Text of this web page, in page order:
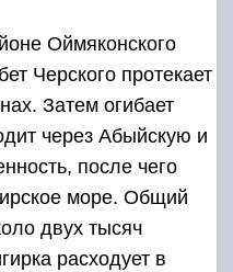
Оймяконского
Черского протекает
Затем огибает
через Абыйскую и
после чего
море. Общий
двух тысяч
расходует в